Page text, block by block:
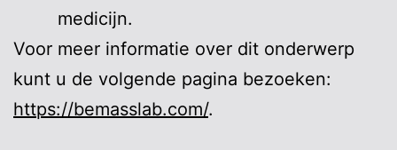
medicijn.
Voor meer informatie over dit onderwerp
kunt u de volgende pagina bezoeken:
https://bemasslab.com/.